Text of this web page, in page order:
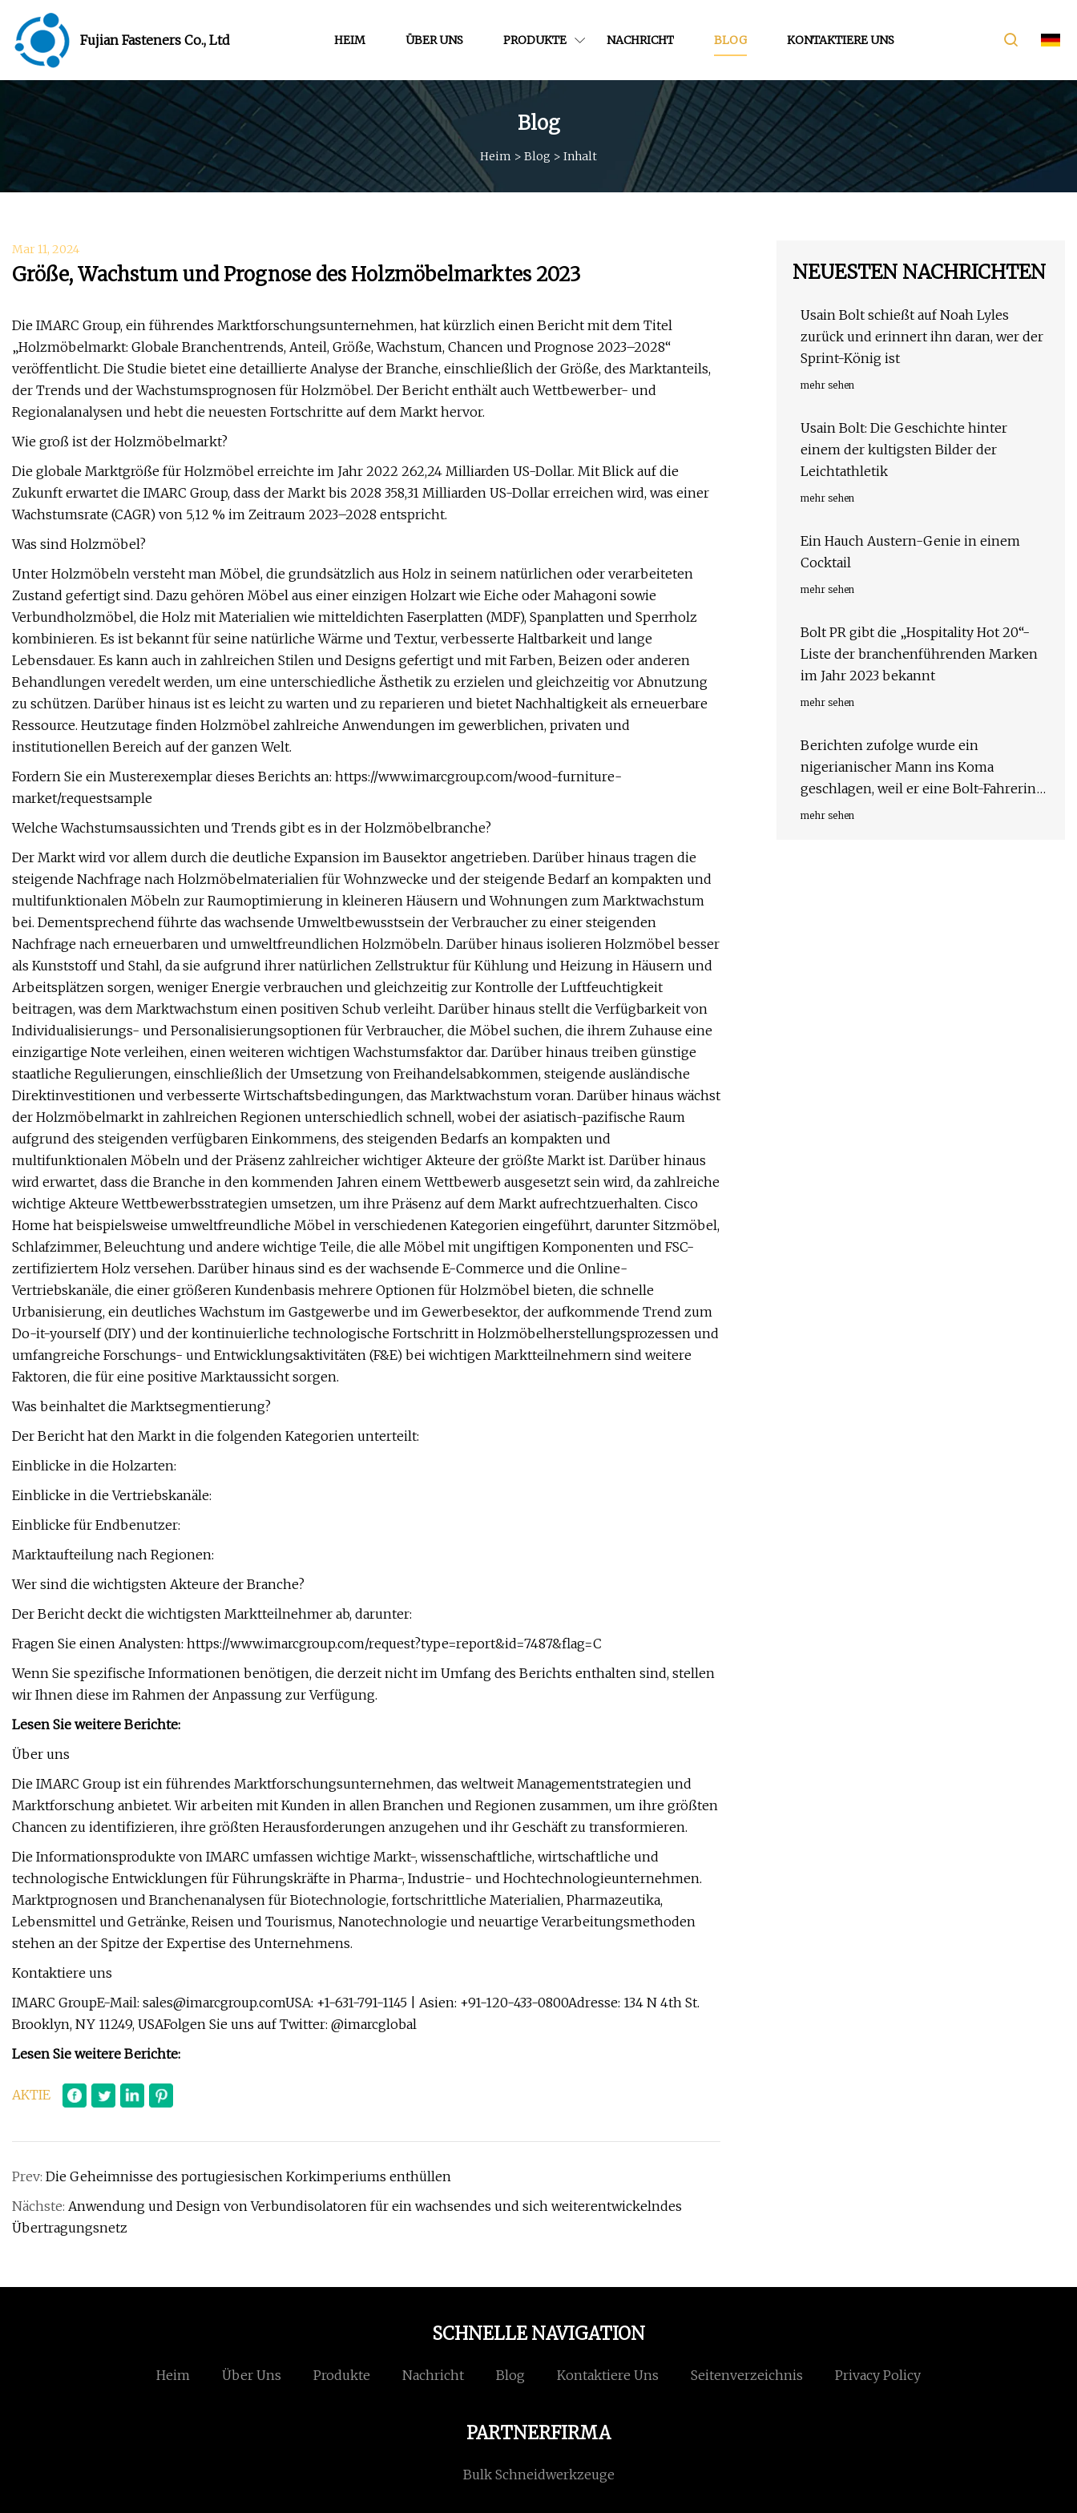
Fujian Fasteners Co., Ltd HEIM ÜBER UNS PRODUKTE NACHRICHT BLOG KONTAKTIERE UNS
Blog
Heim > Blog > Inhalt
Mar 11, 2024
Größe, Wachstum und Prognose des Holzmöbelmarktes 2023
Die IMARC Group, ein führendes Marktforschungsunternehmen, hat kürzlich einen Bericht mit dem Titel
„Holzmöbelmarkt: Globale Branchentrends, Anteil, Größe, Wachstum, Chancen und Prognose 2023–2028“
veröffentlicht. Die Studie bietet eine detaillierte Analyse der Branche, einschließlich der Größe, des Marktanteils,
der Trends und der Wachstumsprognosen für Holzmöbel. Der Bericht enthält auch Wettbewerber- und
Regionalanalysen und hebt die neuesten Fortschritte auf dem Markt hervor.
Wie groß ist der Holzmöbelmarkt?
Die globale Marktgröße für Holzmöbel erreichte im Jahr 2022 262,24 Milliarden US-Dollar. Mit Blick auf die
Zukunft erwartet die IMARC Group, dass der Markt bis 2028 358,31 Milliarden US-Dollar erreichen wird, was einer
Wachstumsrate (CAGR) von 5,12 % im Zeitraum 2023–2028 entspricht.
Was sind Holzmöbel?
Unter Holzmöbeln versteht man Möbel, die grundsätzlich aus Holz in seinem natürlichen oder verarbeiteten
Zustand gefertigt sind. Dazu gehören Möbel aus einer einzigen Holzart wie Eiche oder Mahagoni sowie
Verbundholzmöbel, die Holz mit Materialien wie mitteldichten Faserplatten (MDF), Spanplatten und Sperrholz
kombinieren. Es ist bekannt für seine natürliche Wärme und Textur, verbesserte Haltbarkeit und lange
Lebensdauer. Es kann auch in zahlreichen Stilen und Designs gefertigt und mit Farben, Beizen oder anderen
Behandlungen veredelt werden, um eine unterschiedliche Ästhetik zu erzielen und gleichzeitig vor Abnutzung
zu schützen. Darüber hinaus ist es leicht zu warten und zu reparieren und bietet Nachhaltigkeit als erneuerbare
Ressource. Heutzutage finden Holzmöbel zahlreiche Anwendungen im gewerblichen, privaten und
institutionellen Bereich auf der ganzen Welt.
Fordern Sie ein Musterexemplar dieses Berichts an: https://www.imarcgroup.com/wood-furniture-
market/requestsample
Welche Wachstumsaussichten und Trends gibt es in der Holzmöbelbranche?
Der Markt wird vor allem durch die deutliche Expansion im Bausektor angetrieben. Darüber hinaus tragen die
steigende Nachfrage nach Holzmöbelmaterialien für Wohnzwecke und der steigende Bedarf an kompakten und
multifunktionalen Möbeln zur Raumoptimierung in kleineren Häusern und Wohnungen zum Marktwachstum
bei. Dementsprechend führte das wachsende Umweltbewusstsein der Verbraucher zu einer steigenden
Nachfrage nach erneuerbaren und umweltfreundlichen Holzmöbeln. Darüber hinaus isolieren Holzmöbel besser
als Kunststoff und Stahl, da sie aufgrund ihrer natürlichen Zellstruktur für Kühlung und Heizung in Häusern und
Arbeitsplätzen sorgen, weniger Energie verbrauchen und gleichzeitig zur Kontrolle der Luftfeuchtigkeit
beitragen, was dem Marktwachstum einen positiven Schub verleiht. Darüber hinaus stellt die Verfügbarkeit von
Individualisierungs- und Personalisierungsoptionen für Verbraucher, die Möbel suchen, die ihrem Zuhause eine
einzigartige Note verleihen, einen weiteren wichtigen Wachstumsfaktor dar. Darüber hinaus treiben günstige
staatliche Regulierungen, einschließlich der Umsetzung von Freihandelsabkommen, steigende ausländische
Direktinvestitionen und verbesserte Wirtschaftsbedingungen, das Marktwachstum voran. Darüber hinaus wächst
der Holzmöbelmarkt in zahlreichen Regionen unterschiedlich schnell, wobei der asiatisch-pazifische Raum
aufgrund des steigenden verfügbaren Einkommens, des steigenden Bedarfs an kompakten und
multifunktionalen Möbeln und der Präsenz zahlreicher wichtiger Akteure der größte Markt ist. Darüber hinaus
wird erwartet, dass die Branche in den kommenden Jahren einem Wettbewerb ausgesetzt sein wird, da zahlreiche
wichtige Akteure Wettbewerbsstrategien umsetzen, um ihre Präsenz auf dem Markt aufrechtzuerhalten. Cisco
Home hat beispielsweise umweltfreundliche Möbel in verschiedenen Kategorien eingeführt, darunter Sitzmöbel,
Schlafzimmer, Beleuchtung und andere wichtige Teile, die alle Möbel mit ungiftigen Komponenten und FSC-
zertifiziertem Holz versehen. Darüber hinaus sind es der wachsende E-Commerce und die Online-
Vertriebskanäle, die einer größeren Kundenbasis mehrere Optionen für Holzmöbel bieten, die schnelle
Urbanisierung, ein deutliches Wachstum im Gastgewerbe und im Gewerbesektor, der aufkommende Trend zum
Do-it-yourself (DIY) und der kontinuierliche technologische Fortschritt in Holzmöbelherstellungsprozessen und
umfangreiche Forschungs- und Entwicklungsaktivitäten (F&E) bei wichtigen Marktteilnehmern sind weitere
Faktoren, die für eine positive Marktaussicht sorgen.
Was beinhaltet die Marktsegmentierung?
Der Bericht hat den Markt in die folgenden Kategorien unterteilt:
Einblicke in die Holzarten:
Einblicke in die Vertriebskanäle:
Einblicke für Endbenutzer:
Marktaufteilung nach Regionen:
Wer sind die wichtigsten Akteure der Branche?
Der Bericht deckt die wichtigsten Marktteilnehmer ab, darunter:
Fragen Sie einen Analysten: https://www.imarcgroup.com/request?type=report&id=7487&flag=C
Wenn Sie spezifische Informationen benötigen, die derzeit nicht im Umfang des Berichts enthalten sind, stellen
wir Ihnen diese im Rahmen der Anpassung zur Verfügung.
Lesen Sie weitere Berichte:
Über uns
Die IMARC Group ist ein führendes Marktforschungsunternehmen, das weltweit Managementstrategien und
Marktforschung anbietet. Wir arbeiten mit Kunden in allen Branchen und Regionen zusammen, um ihre größten
Chancen zu identifizieren, ihre größten Herausforderungen anzugehen und ihr Geschäft zu transformieren.
Die Informationsprodukte von IMARC umfassen wichtige Markt-, wissenschaftliche, wirtschaftliche und
technologische Entwicklungen für Führungskräfte in Pharma-, Industrie- und Hochtechnologieunternehmen.
Marktprognosen und Branchenanalysen für Biotechnologie, fortschrittliche Materialien, Pharmazeutika,
Lebensmittel und Getränke, Reisen und Tourismus, Nanotechnologie und neuartige Verarbeitungsmethoden
stehen an der Spitze der Expertise des Unternehmens.
Kontaktiere uns
IMARC GroupE-Mail: sales@imarcgroup.comUSA: +1-631-791-1145 | Asien: +91-120-433-0800Adresse: 134 N 4th St.
Brooklyn, NY 11249, USAFolgen Sie uns auf Twitter: @imarcglobal
Lesen Sie weitere Berichte:
AKTIE
Prev: Die Geheimnisse des portugiesischen Korkimperiums enthüllen
Nächste: Anwendung und Design von Verbundisolatoren für ein wachsendes und sich weiterentwickelndes
Übertragungsnetz
NEUESTEN NACHRICHTEN
Usain Bolt schießt auf Noah Lyles
zurück und erinnert ihn daran, wer der
Sprint-König ist
mehr sehen
Usain Bolt: Die Geschichte hinter
einem der kultigsten Bilder der
Leichtathletik
mehr sehen
Ein Hauch Austern-Genie in einem
Cocktail
mehr sehen
Bolt PR gibt die „Hospitality Hot 20“-
Liste der branchenführenden Marken
im Jahr 2023 bekannt
mehr sehen
Berichten zufolge wurde ein
nigerianischer Mann ins Koma
geschlagen, weil er eine Bolt-Fahrerin
in Kenia angegriffen hatte
mehr sehen
SCHNELLE NAVIGATION
Heim Über Uns Produkte Nachricht Blog Kontaktiere Uns Seitenverzeichnis Privacy Policy
PARTNERFIRMA
Bulk Schneidwerkzeuge